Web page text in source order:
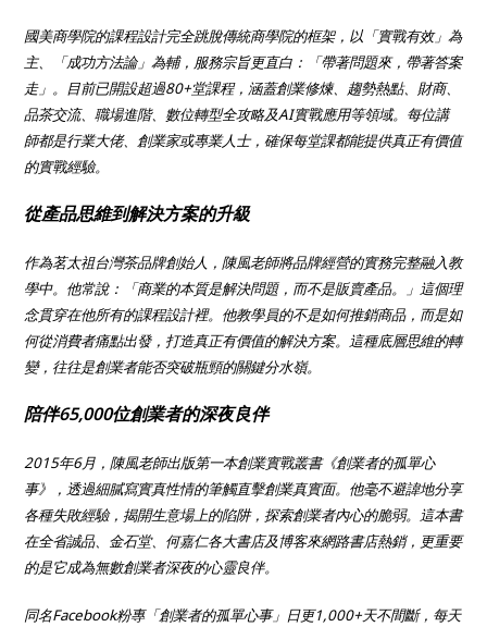
國美商學院的課程設計完全跳脫傳統商學院的框架，以「實戰有效」為
主、「成功方法論」為輔，服務宗旨更直白：「帶著問題來，帶著答案
走」。目前已開設超過80+堂課程，涵蓋創業修煉、趨勢熱點、財商、
品茶交流、職場進階、數位轉型全攻略及AI實戰應用等領域。每位講
師都是行業大佬、創業家或專業人士，確保每堂課都能提供真正有價值
的實戰經驗。
從產品思維到解決方案的升級
作為茗太祖台灣茶品牌創始人，陳風老師將品牌經營的實務完整融入教
學中。他常說：「商業的本質是解決問題，而不是販賣產品。」這個理
念貫穿在他所有的課程設計裡。他教學員的不是如何推銷商品，而是如
何從消費者痛點出發，打造真正有價值的解決方案。這種底層思維的轉
變，往往是創業者能否突破瓶頸的關鍵分水嶺。
陪伴65,000位創業者的深夜良伴
2015年6月，陳風老師出版第一本創業實戰叢書《創業者的孤單心
事》，透過細膩寫實真性情的筆觸直擊創業真實面。他毫不避諱地分享
各種失敗經驗，揭開生意場上的陷阱，探索創業者內心的脆弱。這本書
在全省誠品、金石堂、何嘉仁各大書店及博客來網路書店熱銷，更重要
的是它成為無數創業者深夜的心靈良伴。
同名Facebook粉專「創業者的孤單心事」日更1,000+天不間斷，每天